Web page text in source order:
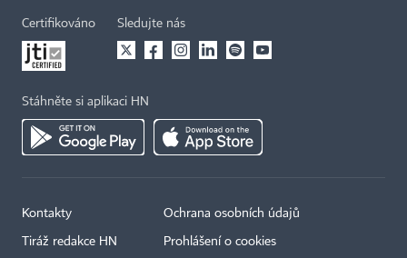
Certifikováno Sledujte nás
Stáhněte si aplikaci HN
Kontakty
Tiráž redakce HN
Ochrana osobních údajů
Prohlášení o cookies